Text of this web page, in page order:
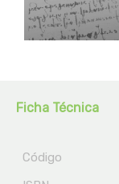
Ficha Técnica
Código